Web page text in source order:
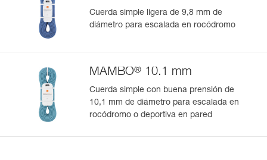
Cuerda simple ligera de 9,8 mm de
diámetro para escalada en rocódromo
MAMBO® 10.1 mm
Cuerda simple con buena prensión de
10,1 mm de diámetro para escalada en
rocódromo o deportiva en pared